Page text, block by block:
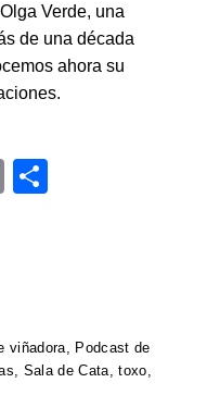
Verde, una
de una década
ahora su
E
viñadora, Podcast de
, Sala de Cata,toxo,